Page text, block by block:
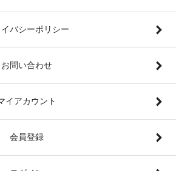
バシーポリシー
お問い合わせ
イアカウント
会員登録